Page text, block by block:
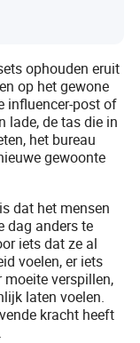
ophouden eruit
op het gewone
influencer-post of
lade, de tas die in
het bureau
gewoonte
dat het mensen
dag anders te
iets dat ze al
voelen, er iets
verspillen,
laten voelen.
kracht heeft